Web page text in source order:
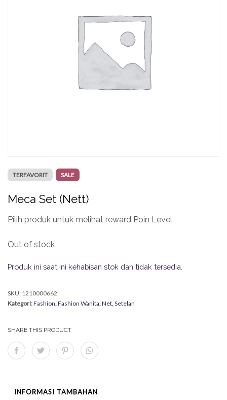
TERFAVORIT SALE
Meca Set (Nett)
Pilih produk untuk melihat reward Poin Level
Out of stock
Produk ini saat ini kehabisan stok dan tidak tersedia.
SKU: 1210000662
Kategori:Fashion,Fashion Wanita,Net,Setelan
SHARE THIS PRODUCT
INFORMASI TAMBAHAN